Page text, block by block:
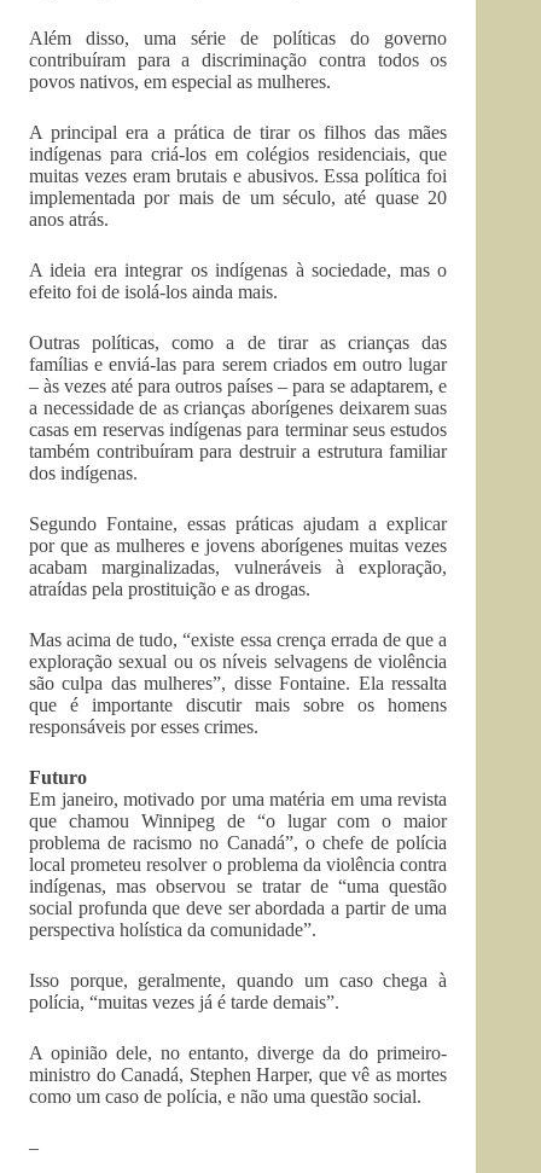
Além disso, uma série de políticas do governo
contribuíram para a discriminação contra todos os
povos nativos, em especial as mulheres.
A principal era a prática de tirar os filhos das mães
indígenas para criá-los em colégios residenciais, que
muitas vezes eram brutais e abusivos. Essa política foi
implementada por mais de um século, até quase 20
anos atrás.
A ideia era integrar os indígenas à sociedade, mas o
efeito foi de isolá-los ainda mais.
Outras políticas, como a de tirar as crianças das
famílias e enviá-las para serem criados em outro lugar
– às vezes até para outros países – para se adaptarem, e
a necessidade de as crianças aborígenes deixarem suas
casas em reservas indígenas para terminar seus estudos
também contribuíram para destruir a estrutura familiar
dos indígenas.
Segundo Fontaine, essas práticas ajudam a explicar
por que as mulheres e jovens aborígenes muitas vezes
acabam marginalizadas, vulneráveis à exploração,
atraídas pela prostituição e as drogas.
Mas acima de tudo, “existe essa crença errada de que a
exploração sexual ou os níveis selvagens de violência
são culpa das mulheres”, disse Fontaine. Ela ressalta
que é importante discutir mais sobre os homens
responsáveis por esses crimes.
Futuro
Em janeiro, motivado por uma matéria em uma revista
que chamou Winnipeg de “o lugar com o maior
problema de racismo no Canadá”, o chefe de polícia
local prometeu resolver o problema da violência contra
indígenas, mas observou se tratar de “uma questão
social profunda que deve ser abordada a partir de uma
perspectiva holística da comunidade”.
Isso porque, geralmente, quando um caso chega à
polícia, “muitas vezes já é tarde demais”.
A opinião dele, no entanto, diverge da do primeiro-
ministro do Canadá, Stephen Harper, que vê as mortes
como um caso de polícia, e não uma questão social.
–